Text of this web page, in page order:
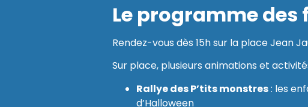
Le programme des
Rendez-vous dès 15h sur la place Jean
Sur place, plusieurs animations et
Rallye des P’tits monstres: les
d’Halloween